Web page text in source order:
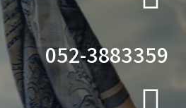
052-3883359